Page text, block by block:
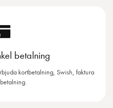
betalning
kortbetalning, Swish, faktura